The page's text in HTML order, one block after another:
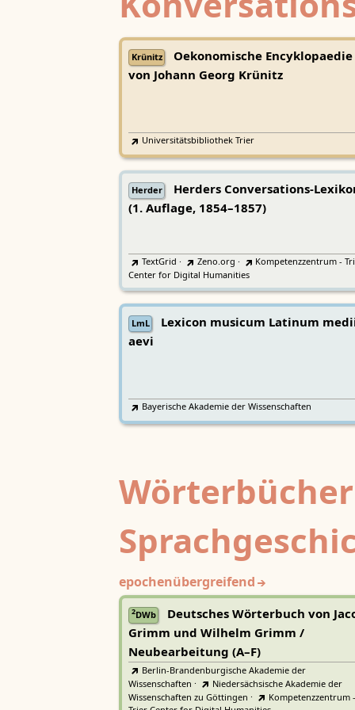
Krünitz
Oekonomische Encyklopaedie
von Johann Georg Krünitz
Universitätsbibliothek Trier
Herder
Herders Conversations-
(1. Auflage, 1854–1857)
TextGrid · Zeno.org ·
Kompetenzzentrum -
Center for Digital Humanities
LmL
Lexicon musicum Latinum
aevi
Bayerische Akademie der Wissenschaften
epochenübergreifend
2DWb
Deutsches Wörterbuch von
Grimm und Wilhelm Grimm /
Neubearbeitung (A–F)
Berlin-Brandenburgische Akademie der
Wissenschaften ·
Niedersächsische Akademie der
Wissenschaften zu Göttingen ·
Kompetenzzentrum -